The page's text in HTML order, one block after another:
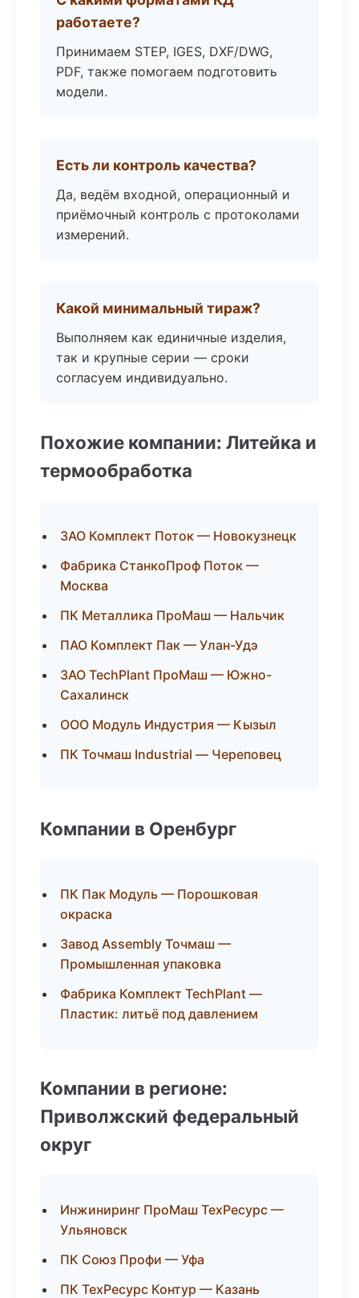
работаете?
Принимаем STEP, IGES, DXF/DWG,
PDF, также помогаем подготовить
модели.
Есть ли контроль качества?
Да, ведём входной, операционный и
приёмочный контроль с протоколами
измерений.
Какой минимальный тираж?
Выполняем как единичные изделия,
так и крупные серии — сроки
согласуем индивидуально.
Похожие компании: Литейка и
термообработка
ЗАО Комплект Поток — Новокузнецк
Фабрика СтанкоПроф Поток —
Москва
ПК Металлика ПроМаш — Нальчик
ПАО Комплект Пак — Улан-Удэ
ЗАО TechPlant ПроМаш — Южно-
Сахалинск
ООО Модуль Индустрия — Кызыл
ПК Точмаш Industrial — Череповец
Компании в Оренбург
ПК Пак Модуль — Порошковая
окраска
Завод Assembly Точмаш —
Промышленная упаковка
Фабрика Комплект TechPlant —
Пластик: литьё под давлением
Компании в регионе:
Приволжский федеральный
округ
Инжиниринг ПроМаш ТехРесурс —
Ульяновск
ПК Союз Профи — Уфа
ПК ТехРесурс Контур — Казань